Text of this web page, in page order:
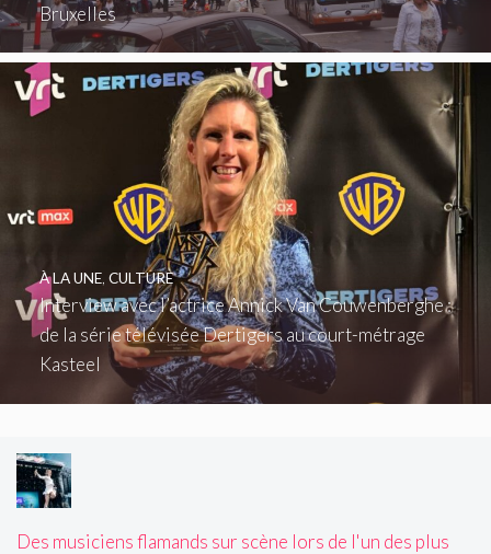
Bruxelles
Interview avec l’actrice Annick Van Couwenberghe :
de la série télévisée Dertigers au court-métrage
Kasteel
À LA UNE, CULTURE
Des musiciens flamands sur scène lors de l'un des plus